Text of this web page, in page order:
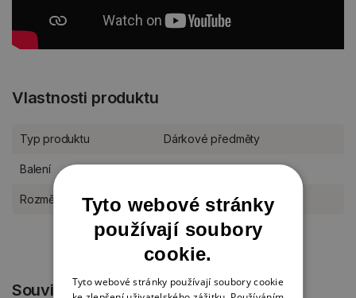
Vlastnosti produktu
Typ produktu Dárkové předměty
Balení kus
Rozměr 10,5 x 5,7 x 3,5 cm
Související produkty
Tyto webové stránky
používají soubory
cookie.
Tyto webové stránky používají soubory cookie